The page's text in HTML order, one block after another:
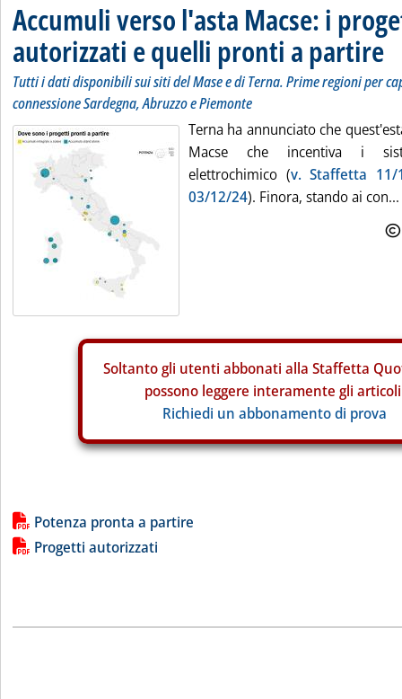
Accumuli verso l'asta Macse: i
autorizzati e quelli pronti a partire
Tutti i dati disponibili sui siti del Mase e di Terna. Prime regioni per
connessione Sardegna, Abruzzo e Piemonte
Terna ha annunciato che
Macse che incentiva i
elettrochimico (v. Staffetta 11/
03/12/24). Finora, stando ai con...
Soltanto gli utenti abbonati alla Staffetta
possono leggere interamente gli
Richiedi un abbonamento di prova
Lista allegati PDF alla notizia
Potenza pronta a partire
Progetti autorizzati